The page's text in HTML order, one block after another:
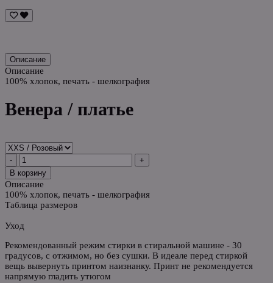
Описание
Описание
100% хлопок, печать - шелкография
Венера / платье
-
+
В корзину
Описание
100% хлопок, печать - шелкография
Таблица размеров
Уход
Рекомендованный режим стирки в стиральной машине - 30
градусов, с отжимом, но без сушки. В идеале перед стиркой
вещь вывернуть принтом наизнанку. Принт не рекомендуется
напрямую гладить утюгом